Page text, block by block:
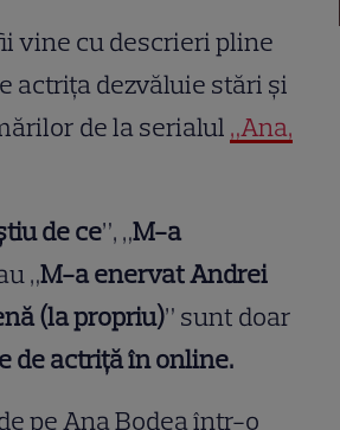
vine cu descrieri pline
actrița dezvăluie stări și
de la serialul „Ana,
de ce”, „M-a
„M-a enervat Andrei
(la propriu)” sunt doar
de actriță în online.
pe Ana Bodea într-o